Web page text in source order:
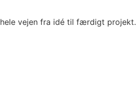
vejen fra idé til færdigt projekt.